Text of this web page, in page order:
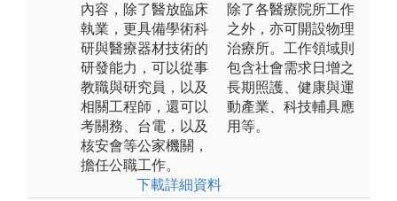
內容，除了醫放臨床
執業，更具備學術科
研與醫療器材技術的
研發能力，可以從事
教職與研究員，以及
相關工程師，還可以
考關務、台電，以及
核安會等公家機關，
擔任公職工作。
下載詳細資料
除了各醫療院所工作
之外，亦可開設物理
治療所。工作領域則
包含社會需求日增之
長期照護、健康與運
動產業、科技輔具應
用等。